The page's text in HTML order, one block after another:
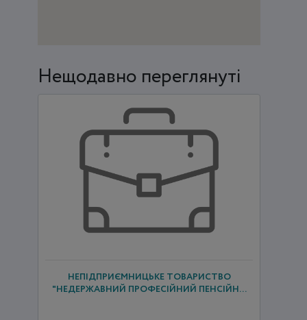
Нещодавно переглянуті
НЕПІДПРИЄМНИЦЬКЕ ТОВАРИСТВО
"НЕДЕРЖАВНИЙ ПРОФЕСІЙНИЙ ПЕНСІЙН...